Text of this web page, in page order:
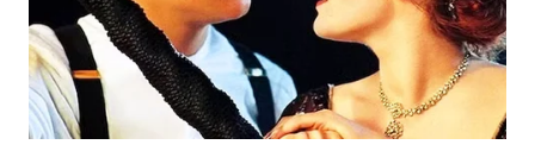
WN
SOLO
WN
BOROBUDUR